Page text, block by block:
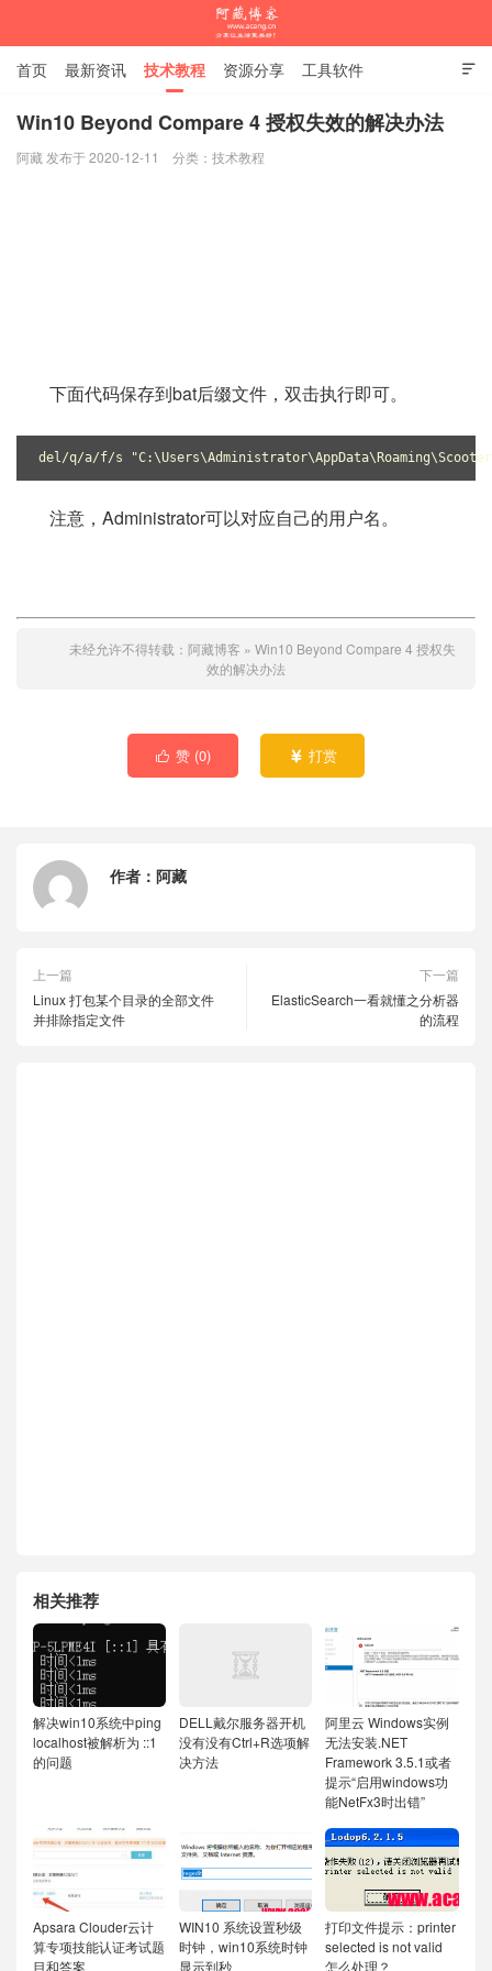

首页 最新资讯 技术教程 资源分享 工具软件
杂谈随笔
Win10 Beyond Compare 4 授权失效的解决办法
阿藏 发布于 2020-12-11 分类： 技术教程
下面代码保存到bat后缀文件，双击执行即可。
del/q/a/f/s
注意，Administrator可以对应自己的用户名。
未经允许不得转载： 阿藏博客 » Win10 Beyond Compare 4 授权失
效的解决办法
 赞 (0)  打赏
作者： 阿藏
上一篇
Linux 打包某个目录的全部文件
并排除指定文件
下一篇
ElasticSearch一看就懂之分析器
的流程
相关推荐
解决win10系统中ping
localhost被解析为 ::1
的问题
DELL戴尔服务器开机
没有没有Ctrl+R选项解
决方法
阿里云 Windows实例
无法安装.NET
Framework 3.5.1或者
提示“启用windows功
能NetFx3时出错”
Apsara Clouder云计
算专项技能认证考试题
目和答案
WIN10 系统设置秒级
时钟，win10系统时钟
显示到秒
打印文件提示：printer
selected is not valid
怎么处理？